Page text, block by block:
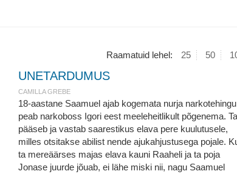
Raamatuid lehel: 25 50
UNETARDUMUS
CAMILLA GREBE
18-aastane Saamuel ajab kogemata nurja
peab narkoboss Igori eest meeleheitlikult põgenema. Ta
pääseb ja vastab saarestikus elava pere kuulutusele,
milles otsitakse abilist nende ajukahjustusega pojale.
ta mereäärses majas elava kauni Raaheli ja ta poja
Jonase juurde jõuab, ei lähe miski nii, nagu Saamuel